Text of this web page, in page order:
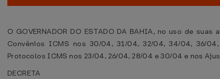
O GOVERNADOR DO ESTADO DA BAHIA, no uso de
Convênios ICMS nos 30/04, 31/04, 32/04, 34/04, 36/
Protocolos ICMS nos 23/04, 26/04, 28/04 e 30/04 e nos
DECRETA